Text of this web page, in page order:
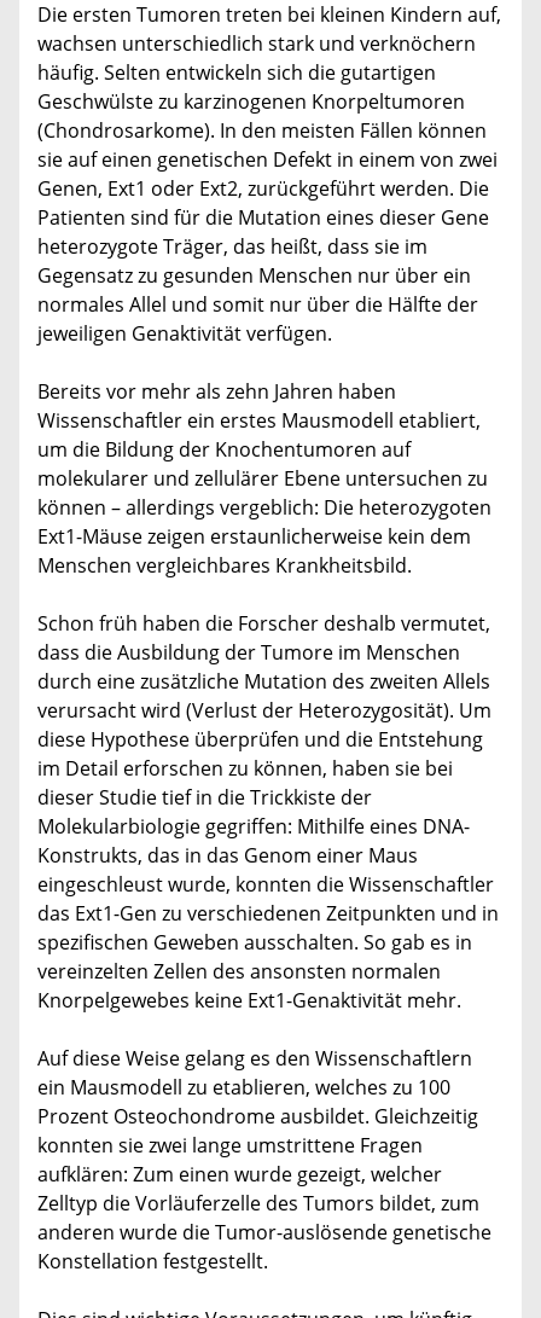
Die ersten Tumoren treten bei kleinen Kindern auf,
wachsen unterschiedlich stark und verknöchern
häufig. Selten entwickeln sich die gutartigen
Geschwülste zu karzinogenen Knorpeltumoren
(Chondrosarkome). In den meisten Fällen können
sie auf einen genetischen Defekt in einem von zwei
Genen, Ext1 oder Ext2, zurückgeführt werden. Die
Patienten sind für die Mutation eines dieser Gene
heterozygote Träger, das heißt, dass sie im
Gegensatz zu gesunden Menschen nur über ein
normales Allel und somit nur über die Hälfte der
jeweiligen Genaktivität verfügen.
Bereits vor mehr als zehn Jahren haben
Wissenschaftler ein erstes Mausmodell etabliert,
um die Bildung der Knochentumoren auf
molekularer und zellulärer Ebene untersuchen zu
können – allerdings vergeblich: Die heterozygoten
Ext1-Mäuse zeigen erstaunlicherweise kein dem
Menschen vergleichbares Krankheitsbild.
Schon früh haben die Forscher deshalb vermutet,
dass die Ausbildung der Tumore im Menschen
durch eine zusätzliche Mutation des zweiten Allels
verursacht wird (Verlust der Heterozygosität). Um
diese Hypothese überprüfen und die Entstehung
im Detail erforschen zu können, haben sie bei
dieser Studie tief in die Trickkiste der
Molekularbiologie gegriffen: Mithilfe eines DNA-
Konstrukts, das in das Genom einer Maus
eingeschleust wurde, konnten die Wissenschaftler
das Ext1-Gen zu verschiedenen Zeitpunkten und in
spezifischen Geweben ausschalten. So gab es in
vereinzelten Zellen des ansonsten normalen
Knorpelgewebes keine Ext1-Genaktivität mehr.
Auf diese Weise gelang es den Wissenschaftlern
ein Mausmodell zu etablieren, welches zu 100
Prozent Osteochondrome ausbildet. Gleichzeitig
konnten sie zwei lange umstrittene Fragen
aufklären: Zum einen wurde gezeigt, welcher
Zelltyp die Vorläuferzelle des Tumors bildet, zum
anderen wurde die Tumor-auslösende genetische
Konstellation festgestellt.